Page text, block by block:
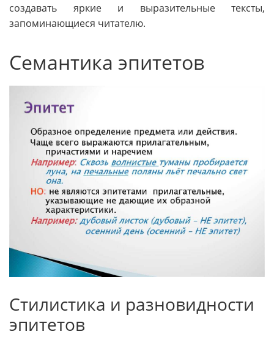
создавать яркие и выразительные тексты,
запоминающиеся читателю.
Семантика эпитетов
Стилистика и разновидности
эпитетов